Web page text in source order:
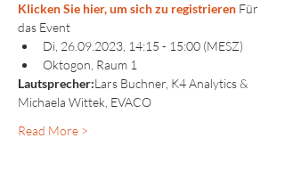
Klicken Sie hier, um sich zu registrieren Für
das Event
Di, 26.09.2023, 14:15 - 15:00 (MESZ)
Oktogon, Raum 1
Lautsprecher:Lars Buchner, K4 Analytics &
Michaela Wittek, EVACO
Read More >